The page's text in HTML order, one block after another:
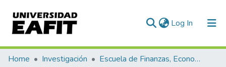
Log In (current)
Communities & Collections
Home Investigación
Escuela de Finanzas, Economía y Gobierno